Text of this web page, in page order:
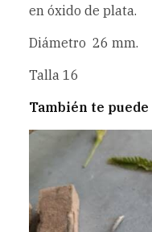
en óxido de plata.
Diámetro 26 mm.
Talla 16
También te